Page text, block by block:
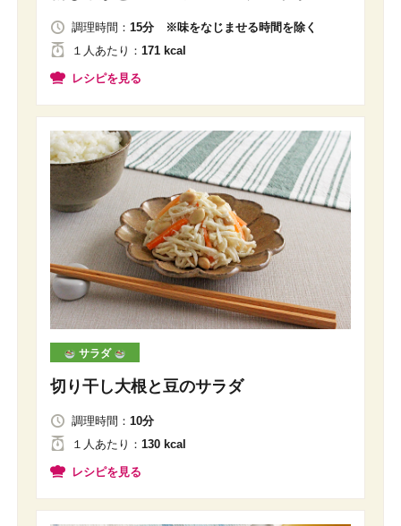
調理時間： 15分 ※味をなじませる時間を除く
１人 あたり ： 171 kcal
レシピを見る
サラダ
切り干し大根と豆のサラダ
調理時間： 10分
１人あたり ： 130 kcal
レシピを見る